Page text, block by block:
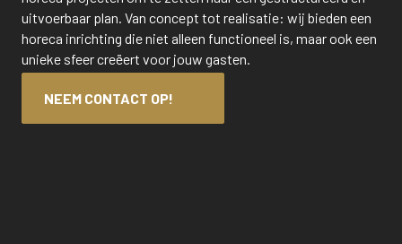
uitvoerbaar plan. Van concept tot realisatie: wij bieden een
horeca inrichting die niet alleen functioneel is, maar ook een
unieke sfeer creëert voor jouw gasten.
NEEM CONTACT OP!